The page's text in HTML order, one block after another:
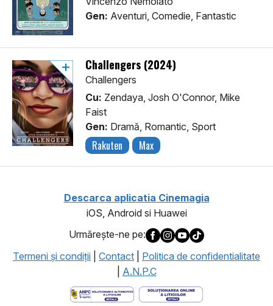
Gen: Aventuri, Comedie, Fantastic
Challengers (2024)
Challengers
Cu: Zendaya, Josh O'Connor, Mike
Faist
Gen: Dramă, Romantic, Sport
Rakuten Max
Descarca aplicatia Cinemagia
iOS, Android si Huawei
Urmăreşte-ne pe:
Termeni şi condiţii
Contact
Politica de confidentialitate
A.N.P.C